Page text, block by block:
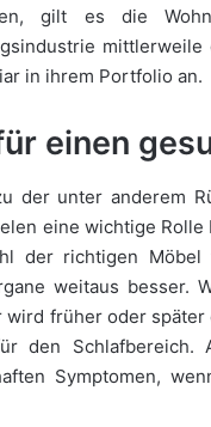
gilt es die
mittlerweile
in ihrem Portfolio an.
einen
der unter anderem
eine wichtige
der richtigen Möbel
weitaus besser.
früher oder
den
Symptomen,